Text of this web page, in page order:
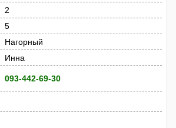
2
5
Нагорный
Инна
093-442-69-30